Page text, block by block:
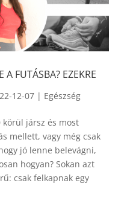
A FUTÁSBA? EZEKRE
12-07| Egészség
körül jársz és most
mellett, vagy még csak
jó lenne belevágni,
hogyan? Sokan azt
csak felkapnak egy